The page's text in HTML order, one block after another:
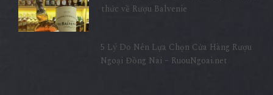
thức về Rượu Balvenie
5 Lý Do Nên Lựa Chọn Cửa Hàng Rượu
Ngoại Đồng Nai – RuouNgoai.net